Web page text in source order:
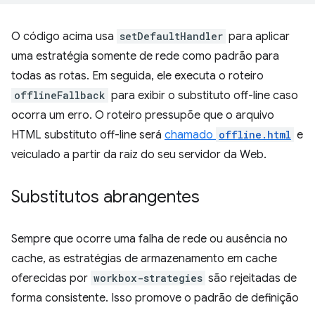
O código acima usa setDefaultHandler para aplicar
uma estratégia somente de rede como padrão para
todas as rotas. Em seguida, ele executa o roteiro
offlineFallback para exibir o substituto off-line caso
ocorra um erro. O roteiro pressupõe que o arquivo
HTML substituto off-line será chamado offline.html e
veiculado a partir da raiz do seu servidor da Web.
Substitutos abrangentes
Sempre que ocorre uma falha de rede ou ausência no
cache, as estratégias de armazenamento em cache
oferecidas por workbox-strategies são rejeitadas de
forma consistente. Isso promove o padrão de definição